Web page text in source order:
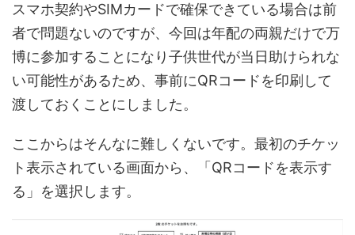
スマホ契約やSIMカードで確保できている場合は前
者で問題ないのですが、今回は年配の両親だけで万
博に参加することになり子供世代が当日助けられな
い可能性があるため、事前にQRコードを印刷して
渡しておくことにしました。
ここからはそんなに難しくないです。最初のチケッ
ト表示されている画面から、「QRコードを表示す
る」を選択します。